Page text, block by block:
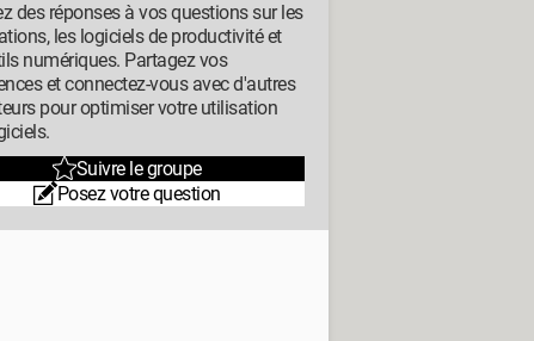
des réponses à vos questions sur les
les logiciels de productivité et
numériques. Partagez vos
et connectez-vous avec d'autres
pour optimiser votre utilisation
Suivre le groupe
Posez votre question